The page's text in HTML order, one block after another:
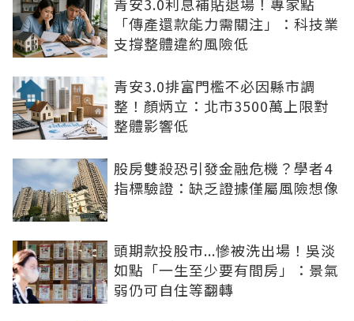
青安3.0利息補貼退場！專家點
「傳產還款能力需關注」：科技業
支撐整體違約風險低
青安3.0排富門檻不必因縣市調
整！顏炳立：北市3500萬上限對
整體影響低
股房雙殺恐引發金融危機？學者4
指標驗證：缺乏證據僅屬風險想像
頭期款投股市...慘被洗出場！吳淡
如點「一生至少要有間房」：景氣
弱仍可自住等翻轉